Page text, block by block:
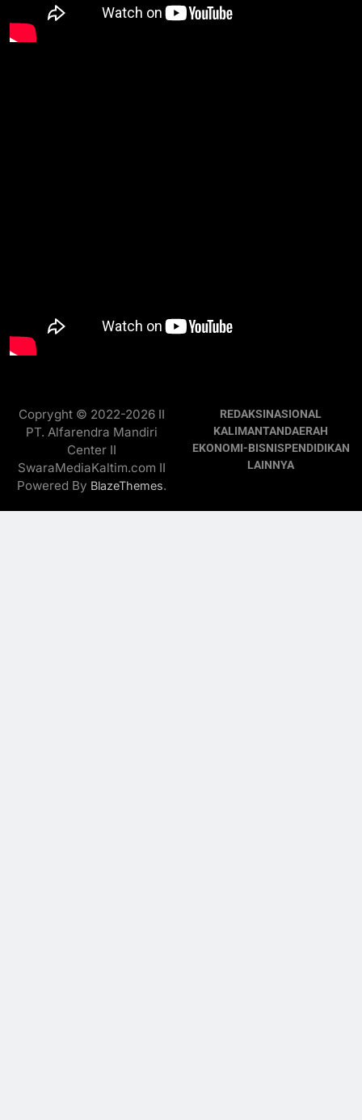
Copryght © 2022-2026 II
PT. Alfarendra Mandiri
Center II
SwaraMediaKaltim.com II
Powered By BlazeThemes.
REDAKSINASIONAL
KALIMANTANDAERAH
EKONOMI-BISNISPENDIDIKAN
LAINNYA